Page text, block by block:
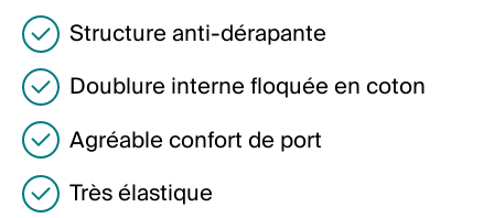
Suède
Svenska
English
Pologne
Structure anti-dérapante
Doublure interne floquée en coton
Agréable confort de port
Très élastique